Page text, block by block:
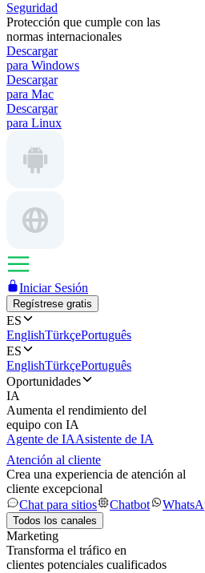
Seguridad
Protección que cumple con las
normas internacionales
Descargar
para Windows
Descargar
para Mac
Descargar
para Linux
Iniciar Sesión
Regístrese gratis
ES
EnglishTürkçePortuguês
ES
EnglishTürkçePortuguês
Oportunidades
IA
Aumenta el rendimiento del
equipo con IA
Agente de IAAsistente de IA
Atención al cliente
Crea una experiencia de atención al
cliente excepcional
Chat para sitios
Chatbot
Todos los canales
Marketing
Transforma el tráfico en
clientes potenciales cualificados